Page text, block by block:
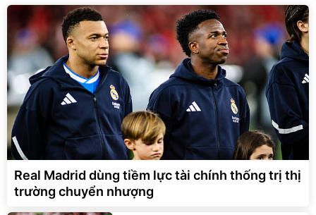
Real Madrid dùng tiềm lực tài chính thống trị thị
trường chuyển nhượng